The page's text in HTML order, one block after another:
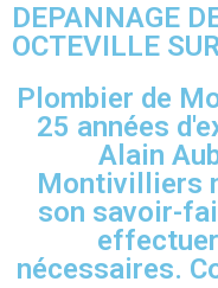
DEPANNAGE
OCTEVILLE
Plombier de
25 années
Alain
Montivilliers
son savoir-
nécessaires.